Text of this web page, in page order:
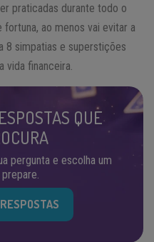
praticadas durante todo o
fortuna, ao menos vai evitar a
8 simpatias e superstições
vida financeira.
QUE
pergunta e escolha um